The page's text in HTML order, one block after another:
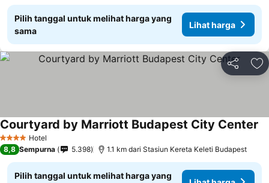
Pilih tanggal untuk melihat harga yang
sama
Lihat harga
Bagikan
4 BintangHotel
Courtyard by Marriott Budapest City Center
8,8 Sempurna 5.398 1.1 km dari Stasiun Kereta Keleti Budapest
Pilih tanggal untuk melihat harga yang